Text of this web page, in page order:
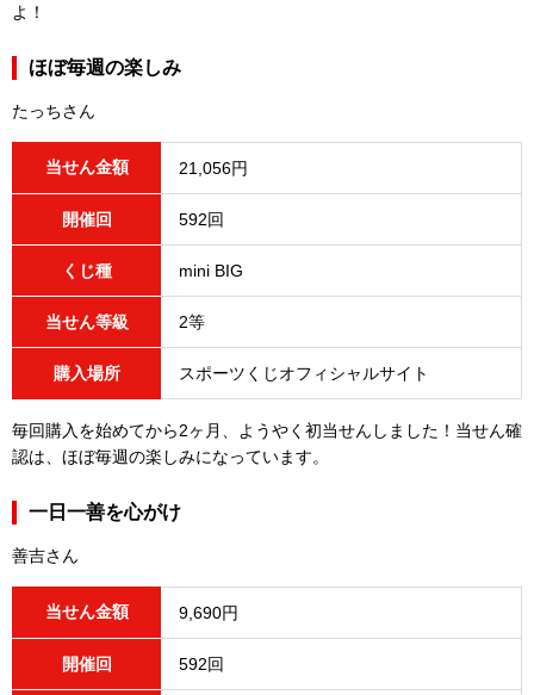
よ！
ほぼ毎週の楽しみ
たっちさん
当せん金額 21,056円
開催回 592回
くじ種 mini BIG
当せん等級 2等
購入場所 スポーツくじオフィシャルサイト
毎回購入を始めてから2ヶ月、ようやく初当せんしました！当せん確
認は、ほぼ毎週の楽しみになっています。
一日一善を心がけ
善吉さん
当せん金額 9,690円
開催回 592回